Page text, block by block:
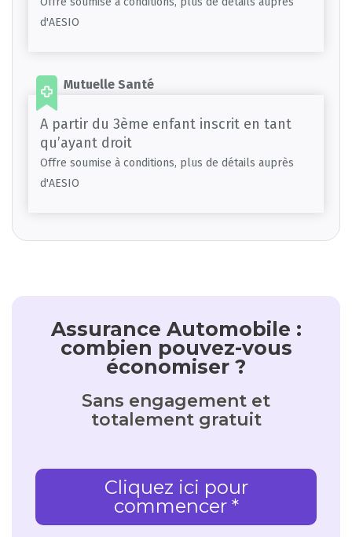
d'AESIO
Mutuelle Santé
A partir du 3ème enfant inscrit en tant
qu’ayant droit
Offre soumise à conditions, plus de détails auprès
d'AESIO
Assurance Automobile :
combien pouvez-vous
économiser ?
Sans engagement et
totalement gratuit
Cliquez ici pour
commencer *